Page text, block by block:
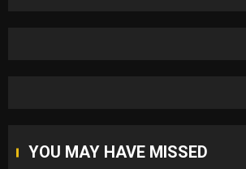
YOU MAY HAVE MISSED